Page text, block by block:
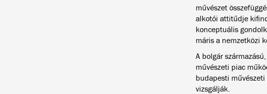
művészet
alkotói attitűdje
konceptuális
máris a nemzetközi
A bolgár
művészeti piac
budapesti
vizsgálják.